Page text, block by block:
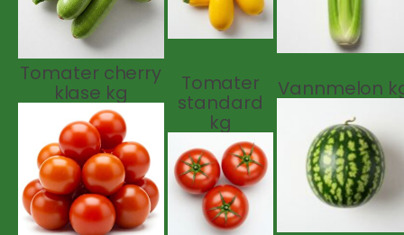
Tomater cherry
klase kg Tomater
standard
kg
Vannmelon